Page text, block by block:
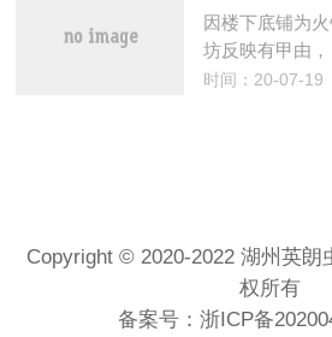
因楼下底铺为
坊反映有甲由
时间：20-07-19
Copyright © 2020-2022 湖州英朗
权所有
备案号： 浙ICP备